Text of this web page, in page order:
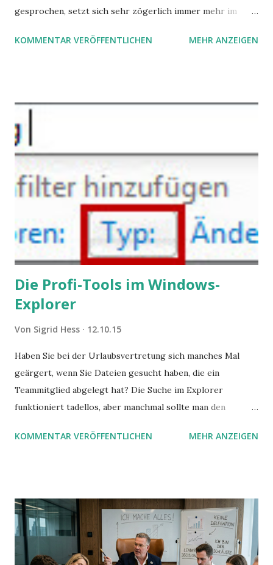
gesprochen, setzt sich sehr zögerlich immer mehr im
gleich. Im Arbeitskontext kann es zu nicht verstandenen
Angstzuständen ihrer Mitglieder. Dafür könnte es Gründe
geben, die weitgehend noch im Dunkeln zu liegen scheinen.
KOMMENTAR VERÖFFENTLICHEN MEHR ANZEIGEN
Die Profi-Tools im Windows-
Explorer
Von Sigrid Hess 12.10.15
Haben Sie bei der Urlaubsvertretung sich manches Mal
geärgert, wenn Sie Dateien gesucht haben, die ein
Teammitglied abgelegt hat? Die Suche im Explorer
funktioniert tadellos, aber manchmal sollte man den
mit UND oder ODER oder NICHT... Das geht so einfach,
KOMMENTAR VERÖFFENTLICHEN MEHR ANZEIGEN